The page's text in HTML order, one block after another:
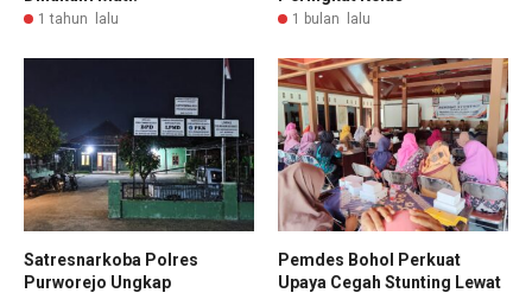
1 tahun lalu 1 bulan lalu
Satresnarkoba Polres
Purworejo Ungkap
Pemdes Bohol Perkuat
Upaya Cegah Stunting Lewat